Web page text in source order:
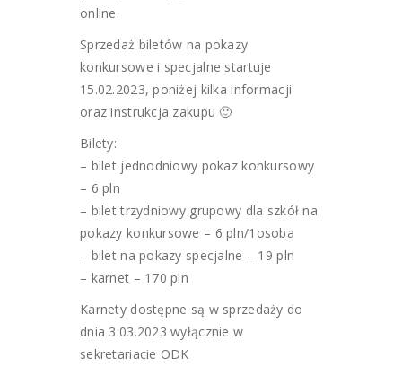
online.
Sprzedaż biletów na pokazy
konkursowe i specjalne startuje
15.02.2023, poniżej kilka informacji
oraz instrukcja zakupu 🙂
Bilety:
– bilet jednodniowy pokaz konkursowy
– 6 pln
– bilet trzydniowy grupowy dla szkół na
pokazy konkursowe – 6 pln/1osoba
– bilet na pokazy specjalne – 19 pln
– karnet – 170 pln
Karnety dostępne są w sprzedaży do
dnia 3.03.2023 wyłącznie w
sekretariacie ODK